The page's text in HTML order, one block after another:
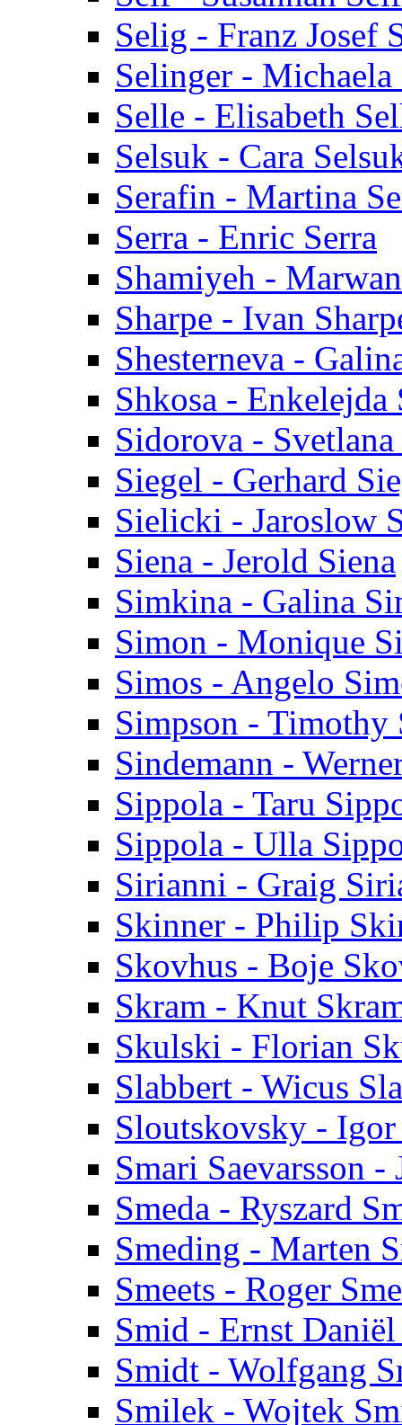
Selig - Franz Josef
Selinger - Michaela
Selle - Elisabeth
Selsuk - Cara
Serafin - Martina
Serra - Enric Serra
Shamiyeh -
Sharpe - Ivan
Shesterneva -
Shkosa - Enkelejda
Sidorova -
Siegel - Gerhard
Sielicki - Jaroslow
Siena - Jerold Siena
Simkina - Galina
Simon - Monique
Simos - Angelo
Simpson - Timothy
Sindemann -
Sippola - Taru
Sippola - Ulla
Sirianni - Graig
Skinner - Philip
Skovhus - Boje
Skram - Knut
Skulski - Florian
Slabbert - Wicus
Sloutskovsky -
Smari Saevarsson -
Smeda - Ryszard
Smeding - Marten
Smeets - Roger
Smid - Ernst
Smidt - Wolfgang
Smilek - Wojtek